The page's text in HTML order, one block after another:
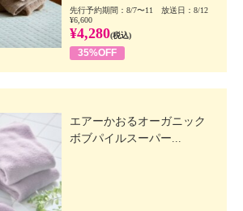
先行予約期間：8/7〜11 放送日：8/12
¥6,600
¥4,280(税込)
35%OFF
エアーかおるオーガニック
ボブパイルスーパー...